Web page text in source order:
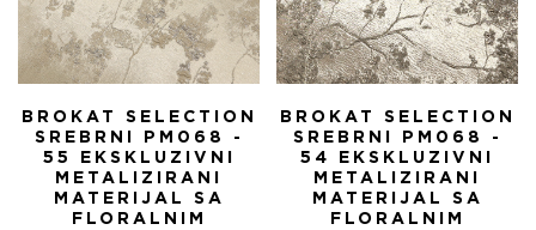
BROKAT SELECTION
SREBRNI PM068 -
55 EKSKLUZIVNI
METALIZIRANI
MATERIJAL SA
FLORALNIM
BROKAT SELECTION
SREBRNI PM068 -
54 EKSKLUZIVNI
METALIZIRANI
MATERIJAL SA
FLORALNIM